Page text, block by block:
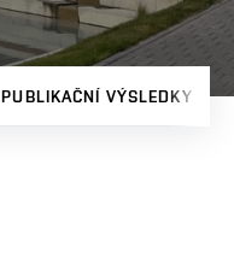
PUBLIKAČNÍ VÝSLEDKY